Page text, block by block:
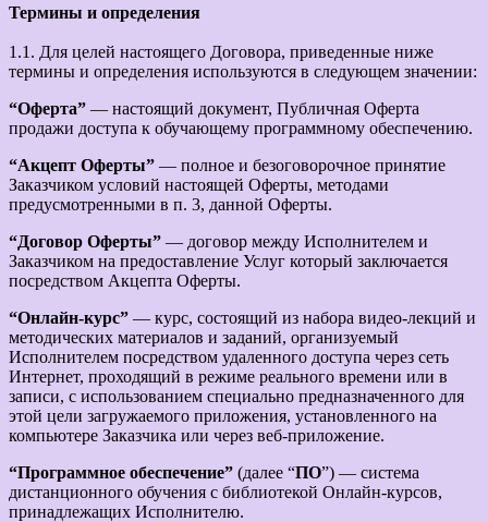
Термины и определения
1.1. Для целей настоящего Договора, приведенные ниже
термины и определения используются в следующем значении:
“Оферта” — настоящий документ, Публичная Оферта
продажи доступа к обучающему программному обеспечению.
“Акцепт Оферты” — полное и безоговорочное принятие
Заказчиком условий настоящей Оферты, методами
предусмотренными в п. 3, данной Оферты.
“Договор Оферты” — договор между Исполнителем и
Заказчиком на предоставление Услуг который заключается
посредством Акцепта Оферты.
“Онлайн-курс” — курс, состоящий из набора видео-лекций и
методических материалов и заданий, организуемый
Исполнителем посредством удаленного доступа через сеть
Интернет, проходящий в режиме реального времени или в
записи, с использованием специально предназначенного для
этой цели загружаемого приложения, установленного на
компьютере Заказчика или через веб-приложение.
“Программное обеспечение” (далее “ПО”) — система
дистанционного обучения с библиотекой Онлайн-курсов,
принадлежащих Исполнителю.